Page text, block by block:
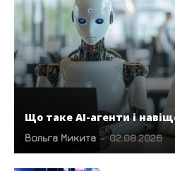
Що таке AI-агенти і
Вольга Микита - 02.08.2026